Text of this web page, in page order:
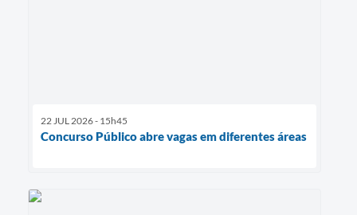
22 JUL 2026 - 15h45
Concurso Público abre vagas em diferentes áreas